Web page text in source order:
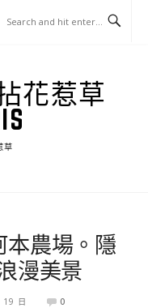
花惹草
草
本農場。隱
漫美景
日 0